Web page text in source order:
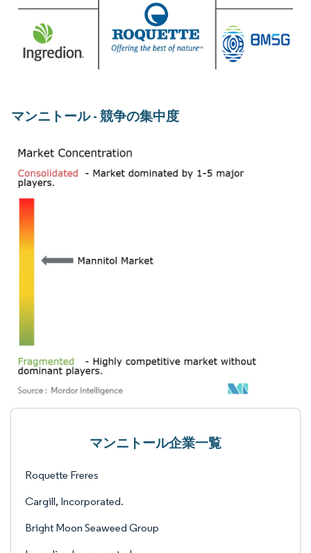
マンニトール - 競争の集中度
マンニトール企業一覧
Roquette Freres
Cargill, Incorporated.
Bright Moon Seaweed Group